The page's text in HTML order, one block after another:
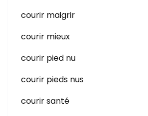
courir maigrir
courir mieux
courir pied nu
courir pieds nus
courir santé